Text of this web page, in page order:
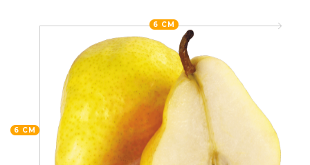
6 CM
6 CM